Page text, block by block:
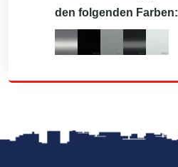
den folgenden Farben: